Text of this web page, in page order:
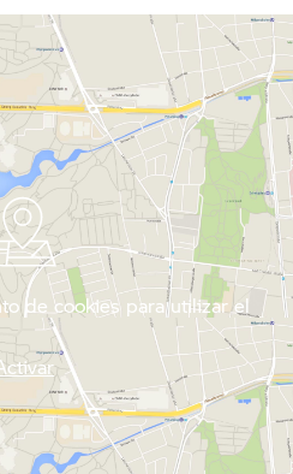
de cookies para utilizar el